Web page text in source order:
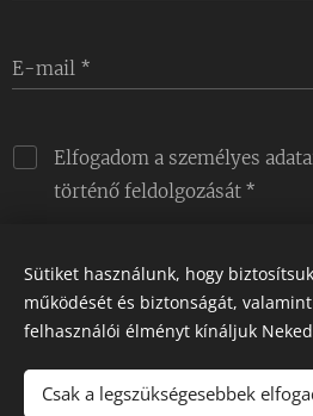
E-mail
Elfogadom a személyes
történő feldolgozását
Küldés
Powerd by Webnode - since 2020.
Sütiket használunk, hogy
működését és biztonságát,
felhasználói élményt kínáljuk
Csak a legszükségesebbek